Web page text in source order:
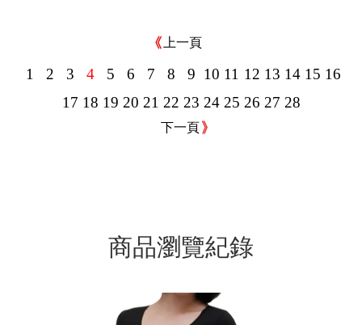
上一頁
1 2 3 4 5 6 7 8 9 10 11 12 13 14 15 16
17 18 19 20 21 22 23 24 25 26 27 28
下一頁
商品瀏覽紀錄